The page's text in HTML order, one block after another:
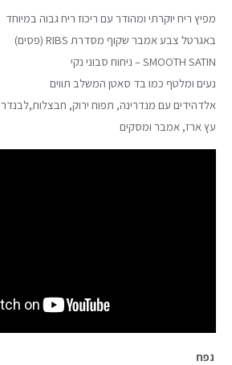
מפיץ ריח יוקרתי ומהודר עם ריכוז ריח גבוה במיוחד
באגרטל צבע אמבר שקוף מסדרת RIBS (פסים)
SMOOTH SATIN – ניחוח סבוני נקי
נעים ומלטף כמו בד סאטן המשלב תווים
אלדהידים עם מנדרינה, תפוח ירוק, חבצלות,לבנדר
עץ ארז, אמבר ומסקים
נפח